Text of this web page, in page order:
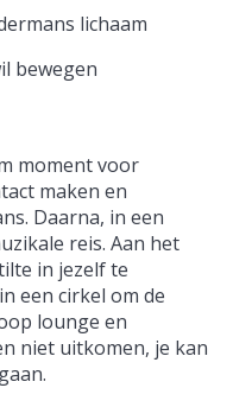
lichaam
bewegen
moment voor
maken en
Daarna, in een
reis. Aan het
in jezelf te
een cirkel om de
lounge en
niet uitkomen, je kan